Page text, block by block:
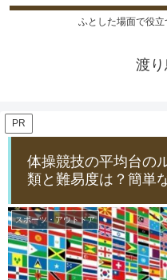
ふとした場面で役
渡
PR
体操競技の平均台の
類と難易度は？簡単
スポーツ・アウトドア